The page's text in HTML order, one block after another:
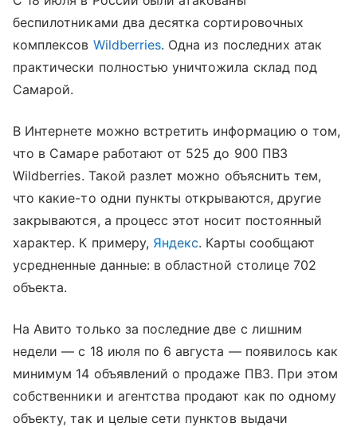
беспилотниками два десятка сортировочных
комплексов Wildberries. Одна из последних атак
практически полностью уничтожила склад под
Самарой.
В Интернете можно встретить информацию о том,
что в Самаре работают от 525 до 900 ПВЗ
Wildberries. Такой разлет можно объяснить тем,
что какие-то одни пункты открываются, другие
закрываются, а процесс этот носит постоянный
характер. К примеру, Яндекс. Карты сообщают
усредненные данные: в областной столице 702
объекта.
На Авито только за последние две с лишним
недели — с 18 июля по 6 августа — появилось как
минимум 14 объявлений о продаже ПВЗ. При этом
собственники и агентства продают как по одному
объекту, так и целые сети пунктов выдачи